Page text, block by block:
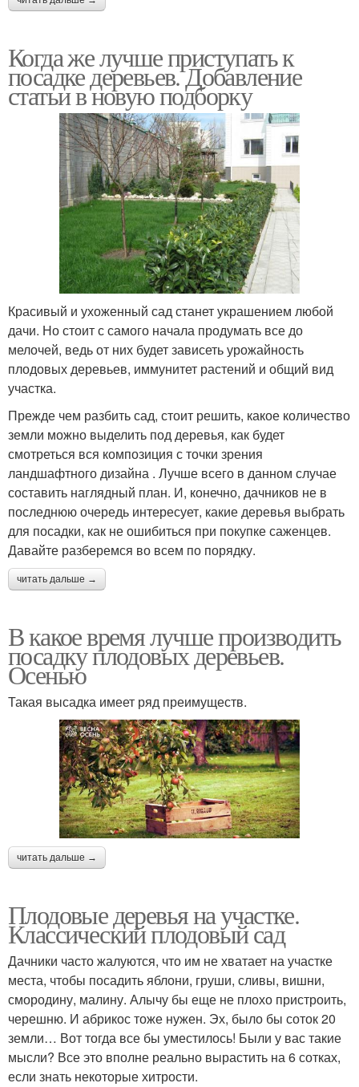
Когда же лучше приступать к
посадке деревьев. Добавление
статьи в новую подборку
Красивый и ухоженный сад станет украшением любой
дачи. Но стоит с самого начала продумать все до
мелочей, ведь от них будет зависеть урожайность
плодовых деревьев, иммунитет растений и общий вид
участка.
Прежде чем разбить сад, стоит решить, какое количество
земли можно выделить под деревья, как будет
смотреться вся композиция с точки зрения
ландшафтного дизайна . Лучше всего в данном случае
составить наглядный план. И, конечно, дачников не в
последнюю очередь интересует, какие деревья выбрать
для посадки, как не ошибиться при покупке саженцев.
Давайте разберемся во всем по порядку.
читать дальше →
В какое время лучше производить
посадку плодовых деревьев.
Осенью
Такая высадка имеет ряд преимуществ.
читать дальше →
Плодовые деревья на участке.
Классический плодовый сад
Дачники часто жалуются, что им не хватает на участке
места, чтобы посадить яблони, груши, сливы, вишни,
смородину, малину. Алычу бы еще не плохо пристроить,
черешню. И абрикос тоже нужен. Эх, было бы соток 20
земли… Вот тогда все бы уместилось! Были у вас такие
мысли? Все это вполне реально вырастить на 6 сотках,
если знать некоторые хитрости.